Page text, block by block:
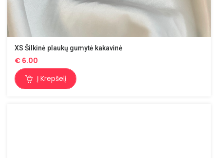
XS Šilkinė plaukų gumytė kakavinė
€ 6.00
Į Krepšelį